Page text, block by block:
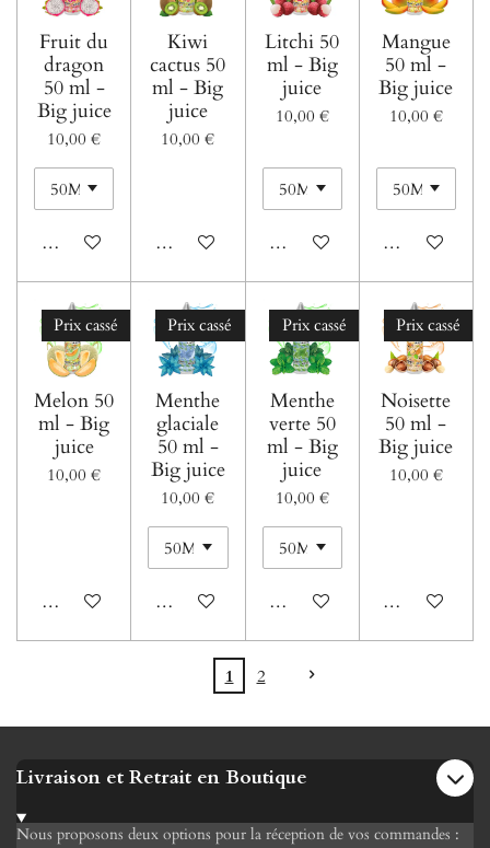
Fruit du
dragon
50 ml -
Big juice
10,00 €
Ajouter au panier
Kiwi
cactus 50
ml - Big
juice
10,00 €
Ajouter au panier
Litchi 50
ml - Big
juice
10,00 €
Ajouter au panier
Mangue
50 ml -
Big juice
10,00 €
Ajouter au
Prix cassé
Melon 50
ml - Big
juice
10,00 €
Ajouter au panier
Prix cassé
Menthe
glaciale
50 ml -
Big juice
10,00 €
Ajouter au panier
Prix cassé
Menthe
verte 50
ml - Big
juice
10,00 €
Ajouter au panier
Prix cassé
Noisette
50 ml -
Big juice
10,00 €
Ajouter au
1 2
Livraison et Retrait en Boutique
Nous proposons deux options pour la réception de vos commandes :